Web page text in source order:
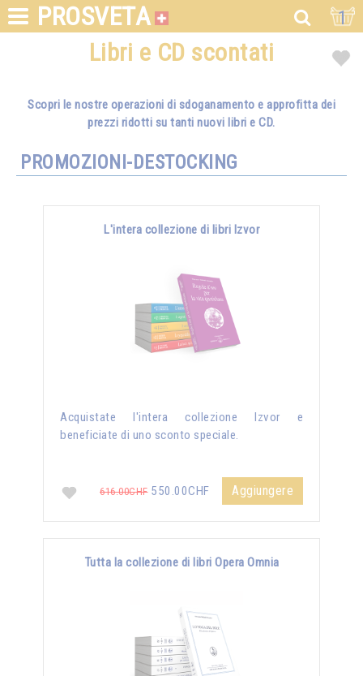
PROSVETA 1
Libri e CD scontati
Scopri le nostre operazioni di sdoganamento e approfitta dei
prezzi ridotti su tanti nuovi libri e CD.
PROMOZIONI-DESTOCKING
L'intera collezione di libri Izvor
Acquistate l'intera collezione Izvor e
beneficiate di uno sconto speciale.
616.00CHF550.00CHF Aggiungere
Tutta la collezione di libri Opera Omnia